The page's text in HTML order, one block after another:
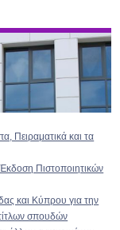
Πειραματικά και τα
Πιστοποιητικών
και Κύπρου για την
σπουδών